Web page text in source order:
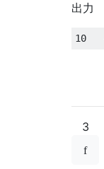
出力
10
3